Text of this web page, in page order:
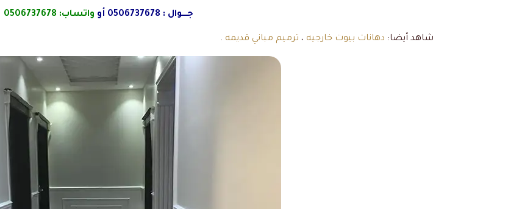
جــــوال : 0506737678 أو واتساب: 0506737678
شاهد أيضا: دهانات بيوت خارجيه ، ترميم مباني قديمه .